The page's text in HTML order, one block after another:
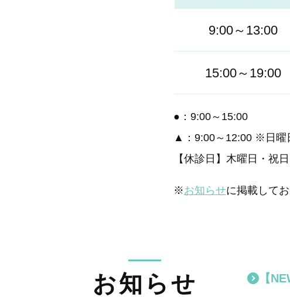
9:00～13:00
15:00～19:00
●：9:00～15:00
▲：9:00～12:00 ※日曜
【休診日】木曜日・祝
※お知らせに掲載して
お知らせ 【